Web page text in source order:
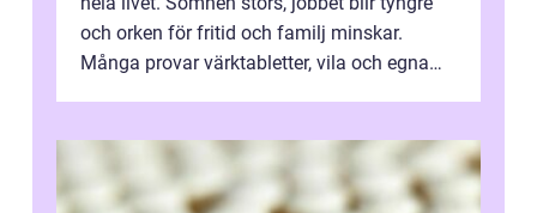
och orken för fritid och familj minskar.
Många provar värktabletter, vila och egna